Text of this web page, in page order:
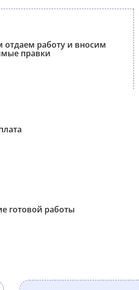
отдаем работу и вносим
правки
готовой работы